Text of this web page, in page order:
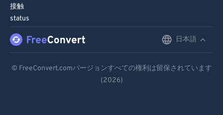
接触
status
日本語
Español
© FreeConvert.comバージョンすべての権利は留保されています
(2026)